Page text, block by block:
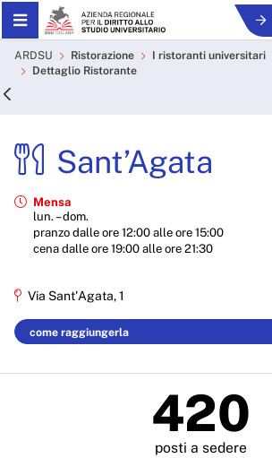
Skip to Main Content
Sant’Agata - ARDSU
ARDSU Ristorazione
I ristoranti universitari
Dettaglio Ristorante
Sant’Agata
Mensa
lun. – dom.
pranzo dalle ore 12:00 alle ore 15:00
cena dalle ore 19:00 alle ore 21:30
Via Sant'Agata, 1
come raggiungerla
420
posti a sedere